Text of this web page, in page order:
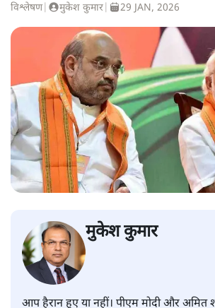
विश्लेषण| मुकेश कुमार 29 JAN, 2026
मुकेश कुमार
आप हैरान हुए या नहीं। पीएम मोदी और अमित